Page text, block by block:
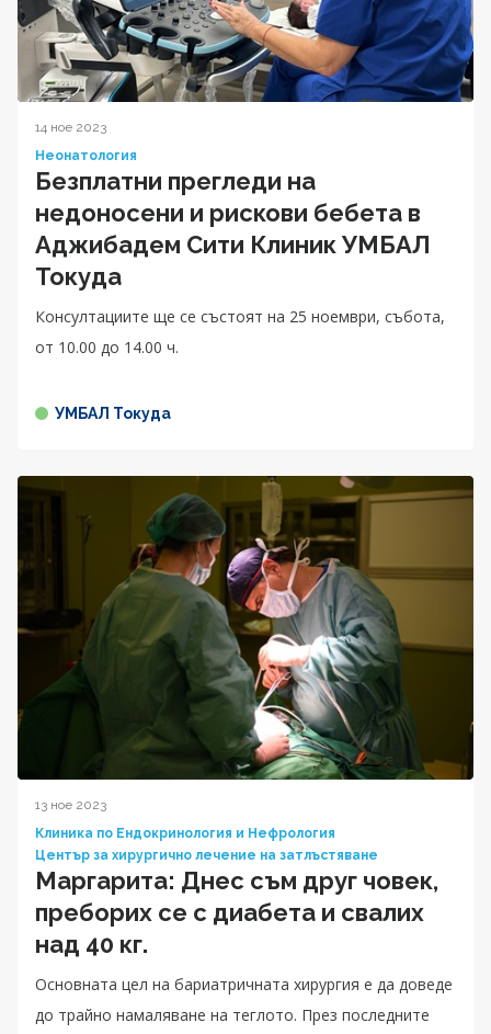
14 ное 2023
Неонатология
Безплатни прегледи на
недоносени и рискови бебета в
Аджибадем Сити Клиник УМБАЛ
Токуда
Консултациите ще се състоят на 25 ноември, събота,
от 10.00 до 14.00 ч.
УМБАЛ Токуда
13 ное 2023
Клиника по Ендокринология и Нефрология
Център за хирургично лечение на затлъстяване
Маргарита: Днес съм друг човек,
преборих се с диабета и свалих
над 40 кг.
Основната цел на бариатричната хирургия е да доведе
до трайно намаляване на теглото. През последните